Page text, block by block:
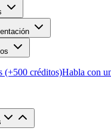
(+500 créditos)Habla con